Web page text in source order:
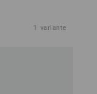
1 variante